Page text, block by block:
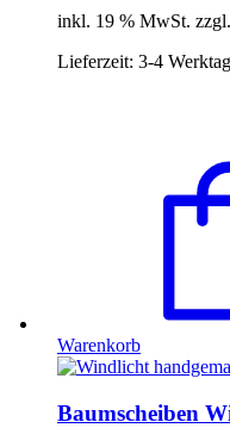
inkl. 19 % MwSt. zzgl.
Lieferzeit: 3-4
Warenkorb
Baumscheiben